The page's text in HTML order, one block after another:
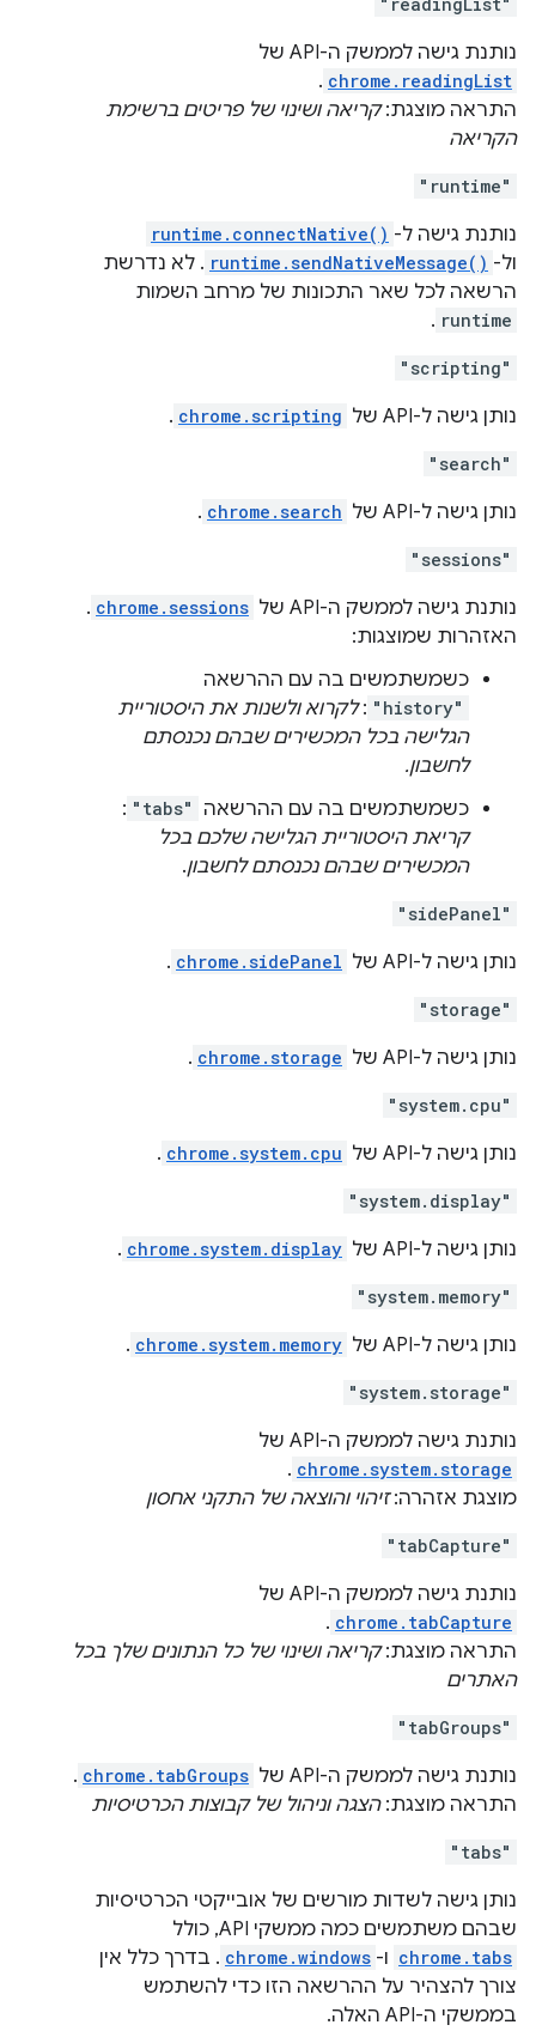
נותנת גישה לממשק ה-API של
chrome.readingList
.
התראה מוצגת:קריאה ושינוי של פריטים ברשימת
הקריאה
"runtime"
נותנת גישה ל- runtime.connectNative()
ול- runtime.sendNativeMessage() . לא נדרשת
הרשאה לכל שאר התכונות של מרחב השמות
runtime
.
"scripting"
נותן גישה ל-API של chrome.scripting
.
"search"
נותן גישה ל-API של chrome.search
.
"sessions"
נותנת גישה לממשק ה-API של chrome.sessions
.
האזהרות שמוצגות:
כשמשתמשים בה עם ההרשאה
"history"
:לקרוא ולשנות את היסטוריית
הגלישה בכל המכשירים שבהם נכנסתם
לחשבון.
כשמשתמשים בה עם ההרשאה
"tabs"
:
קריאת היסטוריית הגלישה שלכם בכל
המכשירים שבהם נכנסתם לחשבון.
"sidePanel"
נותן גישה ל-API של chrome.sidePanel
.
"storage"
נותן גישה ל-API של chrome.storage
.
"system.cpu"
נותן גישה ל-API של chrome.system.cpu
.
"system.display"
נותן גישה ל-API של chrome.system.display
.
"system.memory"
נותן גישה ל-API של chrome.system.memory
.
"system.storage"
נותנת גישה לממשק ה-API של
chrome.system.storage
.
מוצגת אזהרה:זיהוי והוצאה של התקני אחסון
"tabCapture"
נותנת גישה לממשק ה-API של
chrome.tabCapture
.
התראה מוצגת:קריאה ושינוי של כל הנתונים שלך בכל
האתרים
"tabGroups"
נותנת גישה לממשק ה-API של chrome.tabGroups
.
התראה מוצגת:הצגה וניהול של קבוצות הכרטיסיות
"tabs"
נותן גישה לשדות מורשים של אובייקטי הכרטיסיות
שבהם משתמשים כמה ממשקי API, כולל
chrome.tabs ו- chrome.windows . בדרך כלל אין
צורך להצהיר על ההרשאה הזו כדי להשתמש
בממשקי ה-API האלה.